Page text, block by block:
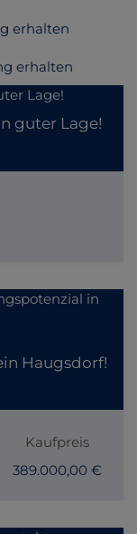
erhalten
erhalten
guter Lage!
Haugsdorf!
Kaufpreis
389.000,00 €